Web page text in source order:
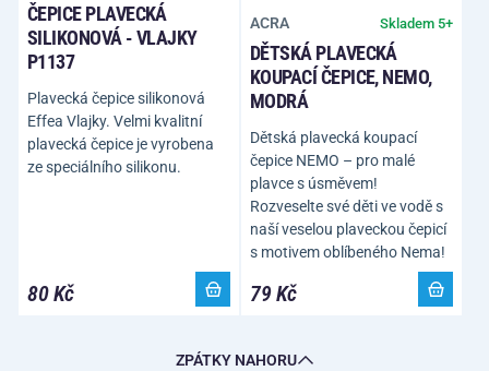
ČEPICE PLAVECKÁ
SILIKONOVÁ - VLAJKY
P1137
Plavecká čepice silikonová
Effea Vlajky. Velmi kvalitní
plavecká čepice je vyrobena
ze speciálního silikonu.
80 Kč
ACRA Skladem 5+
DĚTSKÁ PLAVECKÁ
KOUPACÍ ČEPICE, NEMO,
MODRÁ
Dětská plavecká koupací
čepice NEMO – pro malé
plavce s úsměvem!
Rozveselte své děti ve vodě s
naší veselou plaveckou čepicí
s motivem oblíbeného Nema!
79 Kč
ZPÁTKY NAHORU